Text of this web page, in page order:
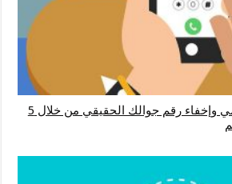
الحصول على رقم وهمي وإخفاء رقم جوالك الحقيقي من خلال 5